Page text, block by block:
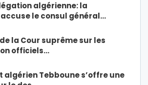
algérienne: la
le consul général…
la Cour suprême sur les
officiels…
algérien Tebboune s’offre une